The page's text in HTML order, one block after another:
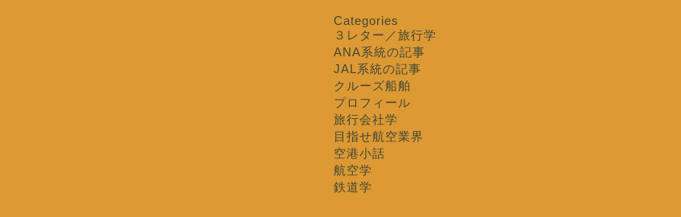
Categories
３レター／旅行学
ANA系統の記事
JAL系統の記事
クルーズ船舶
プロフィール
旅行会社学
目指せ航空業界
空港小話
航空学
鉄道学